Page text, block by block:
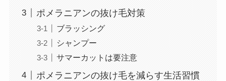
ポメラニアンの抜け毛対策
ブラッシング
シャンプー
サマーカットは要注意
ポメラニアンの抜け毛を減らす生活習慣